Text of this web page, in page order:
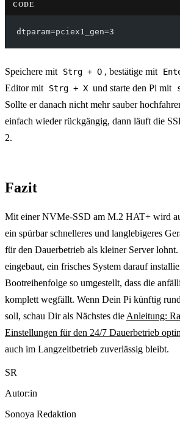
CODE
dtparam=pciex1_gen=3
Speichere mit Strg + O , bestätige mit
Editor mit
Strg + X und starte den Pi mit
Sollte er danach nicht mehr sauber
einfach wieder rückgängig, dann läuft die
2.
Fazit
Mit einer NVMe-SSD am M.2 HAT+ wird
ein spürbar schnelleres und langlebigeres
für den Dauerbetrieb als kleiner Server
eingebaut, ein frisches System darauf
Bootreihenfolge so umgestellt, dass die
komplett wegfällt. Wenn Dein Pi künftig
soll, schau Dir als Nächstes die Anleitung:
Einstellungen für den 24/7 Dauerbetrieb
auch im Langzeitbetrieb zuverlässig bleibt.
SR
Autor:in
Sonoya Redaktion